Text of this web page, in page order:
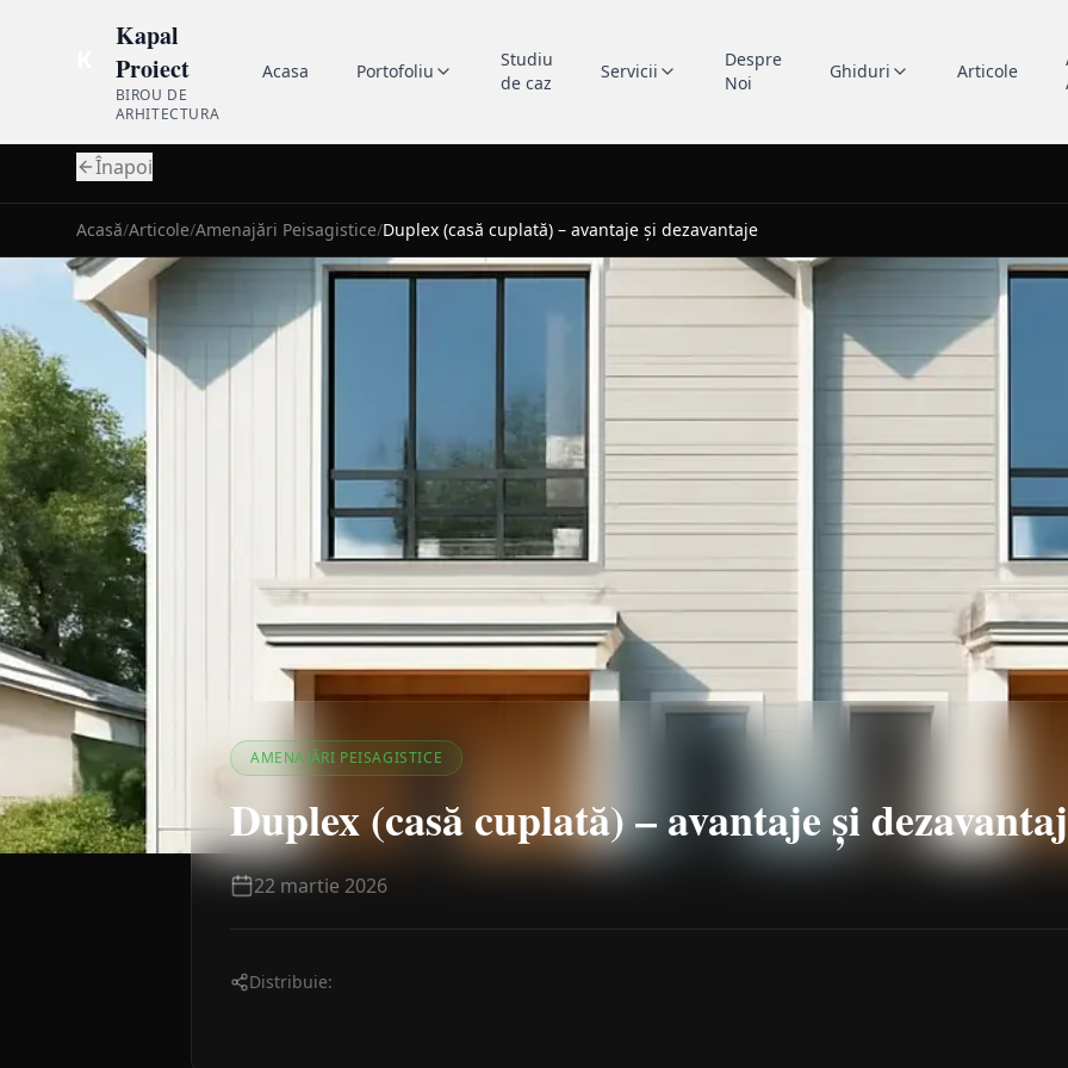
Kapal
Proiect
BIROU DE
ARHITECTURA
Acasa Portofoliu
Studiu
de caz
Servicii
Despre
Noi
Ghiduri Articole
Înapoi
Acasă/Articole/Amenajări Peisagistice/Duplex (casă cuplată) – avantaje și dezavantaje
AMENAJĂRI PEISAGISTICE
Duplex (casă cuplată) – avantaje și
22 martie 2026
Distribuie: